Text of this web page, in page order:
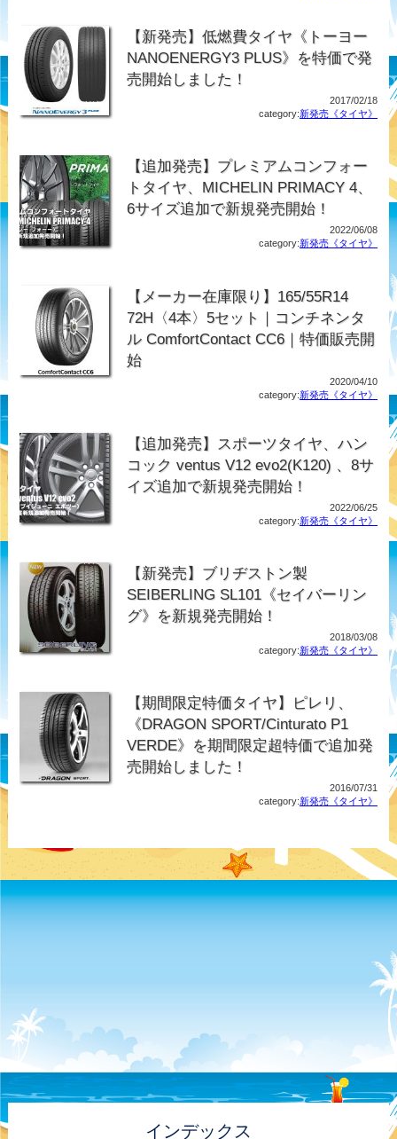
【新発売】低燃費タイヤ《トーヨー
NANOENERGY3 PLUS》を特価で発
売開始しました！
2017/02/18
category:新発売《タイヤ》
【追加発売】プレミアムコンフォー
トタイヤ、MICHELIN PRIMACY 4、
6サイズ追加で新規発売開始！
2022/06/08
category:新発売《タイヤ》
【メーカー在庫限り】165/55R14
72H〈4本〉5セット｜コンチネンタ
ル ComfortContact CC6｜特価販売開
始
2020/04/10
category:新発売《タイヤ》
【追加発売】スポーツタイヤ、ハン
コック ventus V12 evo2(K120) 、8サ
イズ追加で新規発売開始！
2022/06/25
category:新発売《タイヤ》
【新発売】ブリヂストン製
SEIBERLING SL101《セイバーリン
グ》を新規発売開始！
2018/03/08
category:新発売《タイヤ》
【期間限定特価タイヤ】ピレリ、
《DRAGON SPORT/Cinturato P1
VERDE》を期間限定超特価で追加発
売開始しました！
2016/07/31
category:新発売《タイヤ》
インデックス